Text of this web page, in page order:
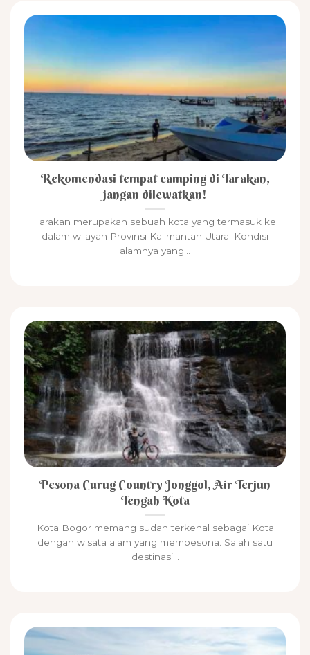
Pesona Curug Country Jonggol, Air Terjun
Tengah Kota
Kota Bogor memang sudah terkenal sebagai Kota
dengan wisata alam yang mempesona. Salah satu
destinasi...
Rekomendasi tempat camping di Tarakan,
jangan dilewatkan!
Tarakan merupakan sebuah kota yang termasuk ke
dalam wilayah Provinsi Kalimantan Utara. Kondisi
alamnya yang...